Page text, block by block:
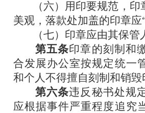
（六）用印要规范，印
美观，落款处加盖的印章应
（七）印章应由其保管
第五条印章的刻制和
合发展办公室按规定统一
和个人不得擅自刻制和销毁
第六条违反秘书处规
应根据事件严重程度追究